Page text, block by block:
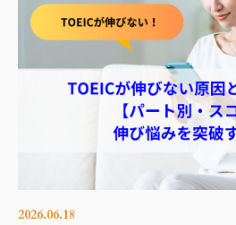
2026.06.18